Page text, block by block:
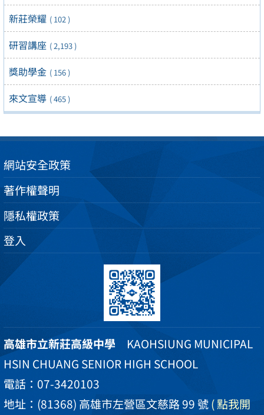
新莊榮耀 ( 102 )
研習講座 ( 2,193 )
獎助學金 ( 156 )
來文宣導 ( 465 )
網站安全政策
著作權聲明
隱私權政策
登入
高雄市立新莊高級中學 KAOHSIUNG MUNICIPAL
HSIN CHUANG SENIOR HIGH SCHOOL
電話：07-3420103
地址：(81368) 高雄市左營區文慈路 99 號( 點我開